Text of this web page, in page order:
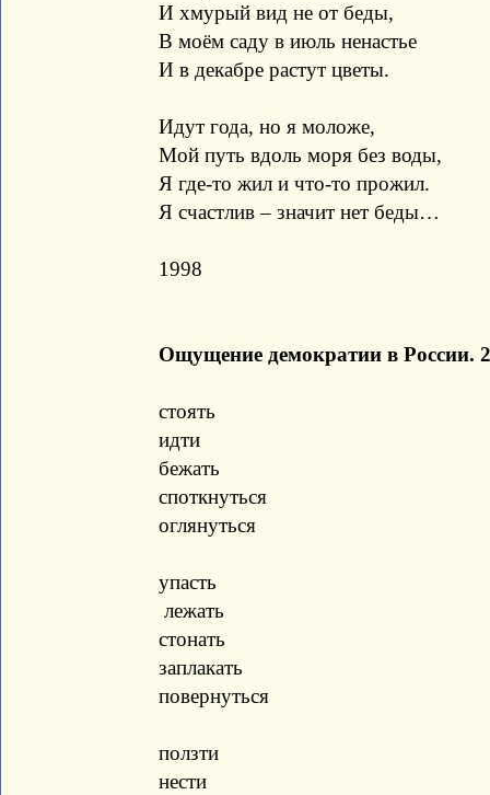
И хмурый вид не от беды,
В моём саду в июль ненастье
И в декабре растут цветы.
Идут года, но я моложе,
Мой путь вдоль моря без воды,
Я где-то жил и что-то прожил.
Я счастлив – значит нет беды…
1998
Ощущение демократии в России.
стоять
идти
бежать
споткнуться
оглянуться
упасть
лежать
стонать
заплакать
повернуться
ползти
нести